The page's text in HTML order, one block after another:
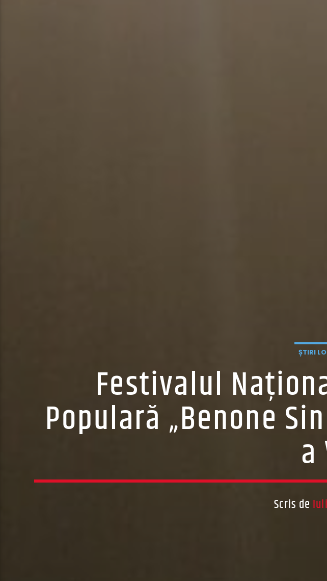
ȘTIRI
Festivalul
Populară „Benone
a
Scris de